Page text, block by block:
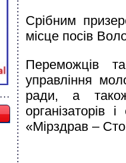
Срібним
місце посів
Переможців
управління
ради, а
організаторів
«Мірздрав –